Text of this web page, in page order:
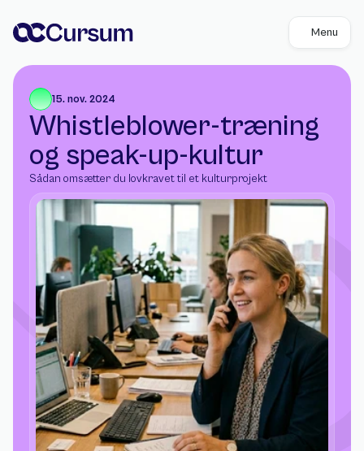
15. nov. 2024
Whistleblower-træning
og speak-up-kultur
Sådan omsætter du lovkravet til et kulturprojekt
Menu